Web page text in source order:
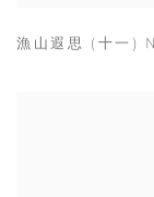
漁山遐思 (十一)